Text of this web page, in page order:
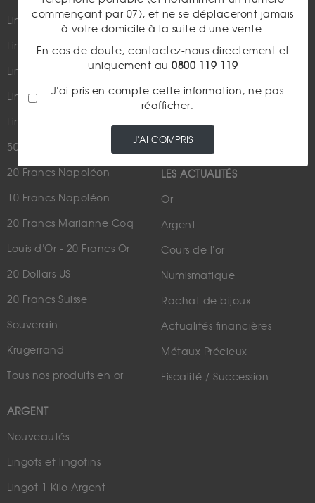
Lingots et lingotins
Lingot 1Kg Or
Lingot 100g Or
Lingotin 1 Once Or
Lingotin 1g Or
50 Pesos Or
20 Francs Napoléon
10 Francs Napoléon
20 Francs Marianne Coq
Louis d'Or - 20 Francs Or
20 Dollars US
20 Francs Suisse
Souverain
Krugerrand
Tous nos produits en or
ARGENT
Nouveautés
Lingots et lingotins
Lingot 1 Kilo Argent
Parutions dans les médias
Qui sommes-nous ?
Plan du site
Nous contacter
LES ACTUALITÉS
Or
Argent
Cours de l'or
Numismatique
Rachat de bijoux
Actualités financières
Métaux Précieux
Fiscalité / Succession
commençant par 07), et ne se déplaceront jamais
à votre domicile à la suite d'une vente.
En cas de doute, contactez-nous directement et
uniquement au 0800 119 119
J'ai pris en compte cette information, ne pas
réafficher.
J'AI COMPRIS